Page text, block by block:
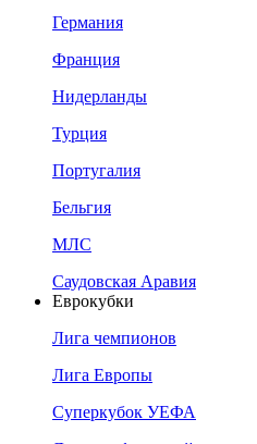
Германия
Франция
Нидерланды
Турция
Португалия
Бельгия
МЛС
Саудовская Аравия
Еврокубки
Лига чемпионов
Лига Европы
Суперкубок УЕФА